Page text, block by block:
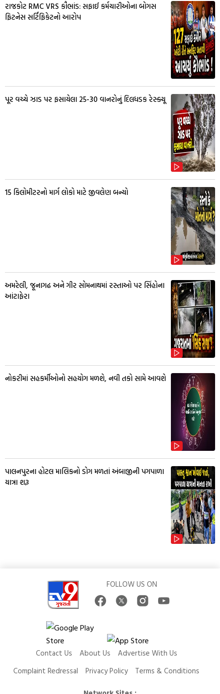
રાજકોટ RMC VRS કૌભાંડ: સફાઈ કર્મચારીઓના બોગસ
ફિટનેસ સર્ટિફિકેટનો આરોપ
પૂર વચ્ચે ઝાડ પર ફસાયેલા 25-30 વાનરોનું દિલધડક રેસ્ક્યૂ
15 કિલોમીટરનો માર્ગ લોકો માટે જીવલેણ બન્યો
અમરેલી, જૂનાગઢ અને ગીર સોમનાથમાં રસ્તાઓ પર સિંહોના
આંટાફેરા
નોકરીમાં સહકર્મીઓનો સહયોગ મળશે, નવી તકો સામે આવશે
પાલનપુરના હોટલ માલિકનો ડોગ મળતાં અંબાજીની પગપાળા
યાત્રા શરૂ
FOLLOW US ON
Contact Us About Us
Advertise With Us
Complaint Redressal
Privacy Policy
Terms & Conditions